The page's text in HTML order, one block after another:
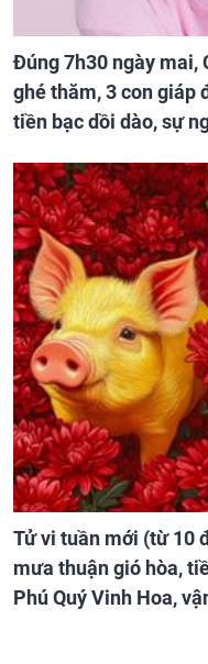
Đúng 7h30 ngày mai,
ghé thăm, 3 con giáp
tiền bạc dồi dào, sự
Tử vi tuần mới (từ 10
mưa thuận gió hòa,
Phú Quý Vinh Hoa,